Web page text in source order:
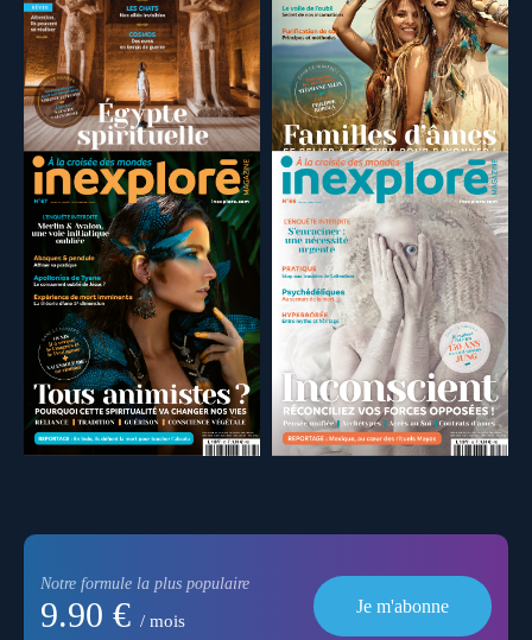
Notre formule la plus populaire
9.90 € / mois
Je m'abonne